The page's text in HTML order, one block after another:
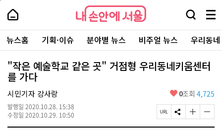
본
로
가
내
손
안
에
서
울
-
서
울
시
대
표
소
통
포
내
손
에
울
검
창
열
기
메
뉴
전
체
보
기
주
요
서
뉴스홈 기획·이슈 분야별 뉴스 비주얼 뉴스 우리동
"작은 예술학교 같은 곳" 거점형 우리동네키움센터
를 가다
시민기자 강사랑
발행일 2020.10.28. 15:38
수정일 2020.10.29. 10:50
좋
요
0조회 4,725
페
이
S
N
글
자
글
자
페
상
단
로